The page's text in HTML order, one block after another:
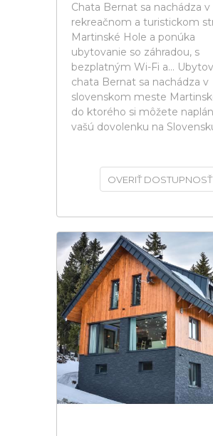
Chata Bernat sa nachádza v
rekreačnom a turistickom
Martinské Hole a ponúka
ubytovanie so záhradou, s
bezplatným Wi-Fi a...
chata Bernat sa nachádza v
slovenskom meste
do ktorého si môžete
vašú dovolenku na
OVERIŤ DOSTUPNOSŤ